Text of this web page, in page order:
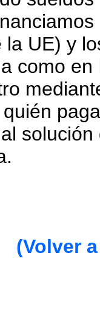
la UE) y
como
(Volver